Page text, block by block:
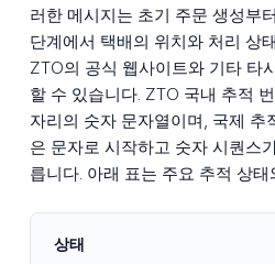
러한 메시지는 초기 주문 생성부
단계에서 택배의 위치와 처리 상
ZTO의 공식 웹사이트와 기타 타
할 수 있습니다. ZTO 국내 추적
자리의 숫자 문자열이며, 국제
은 문자로 시작하고 숫자 시퀀스
릅니다. 아래 표는 주요 추적 상
상태